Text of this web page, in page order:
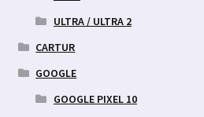
ULTRA / ULTRA 2
CARTUR
GOOGLE
GOOGLE PIXEL 10